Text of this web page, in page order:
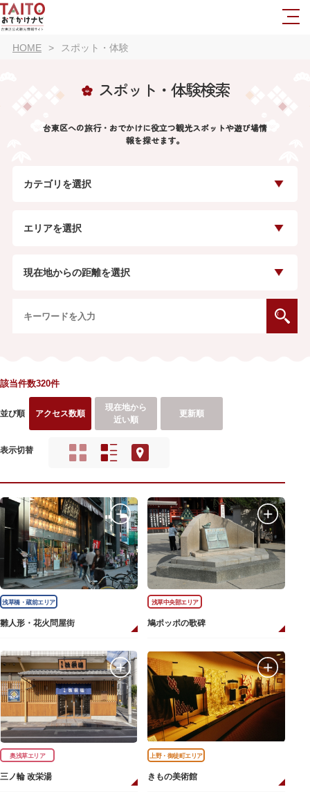
HOME スポット・体験
スポット・体験検索
台東区への旅行・おでかけに役立つ観光スポットや遊び場情
報を探せます。
カテゴリを選択
エリアを選択
現在地からの距離を選択
該当件数320件
並び順 アクセス数順
現在地から
近い順
更新順
表示切替
浅草橋・蔵前エリア
雛人形・花火問屋街
浅草中央部エリア
鳩ポッポの歌碑
奥浅草エリア
三ノ輪 改栄湯
上野・御徒町エリア
きもの美術館